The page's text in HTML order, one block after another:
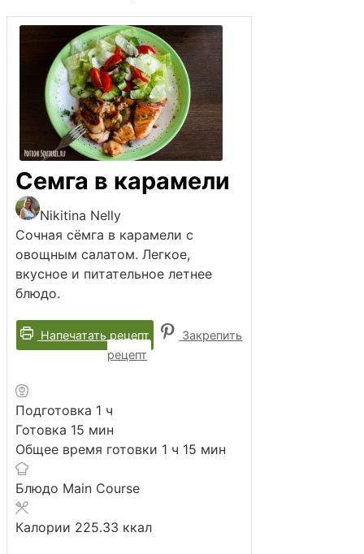
Семга в карамели
Nikitina Nelly
Сочная сёмга в карамели с
овощным салатом. Легкое,
вкусное и питательное летнее
блюдо.
Напечатать рецепт
Закрепить
рецепт
Подготовка 1 час
ч
Готовка 15 минут
мин
Общее время готовки 1 час
ч 15 минут
мин
Блюдо Main Course
Калории 225.33 ккал